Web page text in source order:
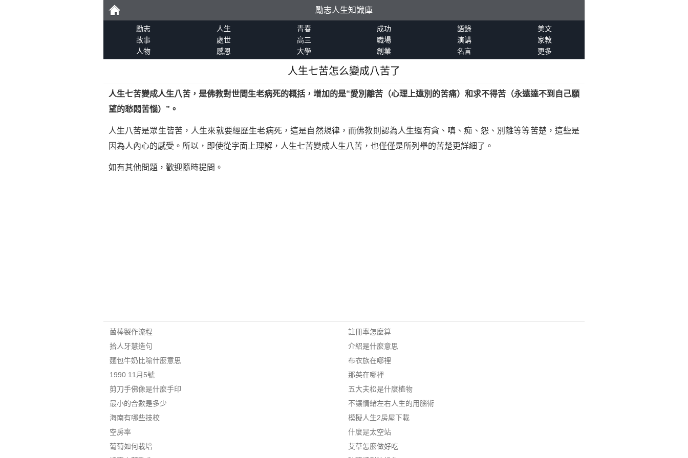
勵
勵志人生知識庫
勵志 人生 青春 成功 語錄
美文
故事
處世 高三 職場 演講
家教
人物
感恩 大學 創業 名言 更多
人生七苦怎么變成八苦了
人生七苦變成人生八苦，是佛教對世間生老病死的概括，增加的是“愛別離苦（心理上遠別的苦痛）和求不得苦（永遠達不到自己願
望的愁悶苦惱）”。
人生八苦是眾生皆苦，人生來就要經歷生老病死，這是自然規律，而佛教則認為人生還有貪、嗔、痴、怨、別離等等苦楚，這些是
因為人內心的感受。所以，即使從字面上理解，人生七苦變成人生八苦，也僅僅是所列舉的苦楚更詳細了。
如有其他問題，歡迎隨時提問。
菌棒製作流程
拾人牙慧造句
麵包牛奶比喻什麼意思
1990 11月5號
剪刀手佛像是什麼手印
最小的合數是多少
海南有哪些技校
空房率
葡萄如何栽培
註冊率怎麼算
介紹是什麼意思
布衣族在哪裡
那英在哪裡
五大夫松是什麼植物
不讓情緒左右人生的用腦術
模擬人生2房屋下載
什麼是太空站
艾草怎麼做好吃